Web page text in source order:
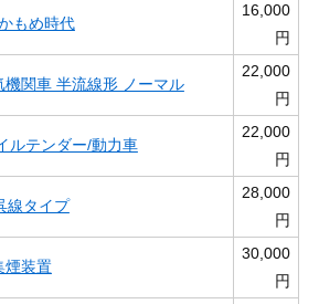
もめ時代
16,000
円
関車 半流線形 ノーマル
22,000
円
ルテンダー/動力車
22,000
円
タイプ
28,000
円
煙装置
30,000
円